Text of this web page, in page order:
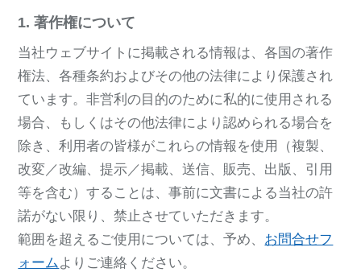
1. 著作権について
当社ウェブサイトに掲載される情報は、各国の著作
権法、各種条約およびその他の法律により保護され
ています。非営利の目的のために私的に使用される
場合、もしくはその他法律により認められる場合を
除き、利用者の皆様がこれらの情報を使用（複製、
改変／改編、提示／掲載、送信、販売、出版、引用
等を含む）することは、事前に文書による当社の許
諾がない限り、禁止させていただきます。
範囲を超えるご使用については、予め、 お問合せフ
ォームよりご連絡ください。